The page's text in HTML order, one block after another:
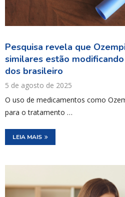
Pesquisa revela que
similares estão
dos brasileiro
5 de agosto de 2025
O uso de medicamentos como
para o tratamento …
LEIA MAIS